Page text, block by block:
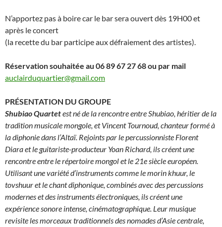
N’apportez pas à boire car le bar sera ouvert dès 19H00 et
après le concert
(la recette du bar participe aux défraiement des artistes).
Réservation souhaitée au 06 89 67 27 68 ou par mail
auclairduquartier@gmail.com
PRÉSENTATION DU GROUPE
Shubiao Quartetest né de la rencontre entre Shubiao, héritier de la
tradition musicale mongole, et Vincent Tournoud, chanteur formé à
la diphonie dans l’Altaï. Rejoints par le percussionniste Florent
Diara et le guitariste-producteur Yoan Richard, ils créent une
rencontre entre le répertoire mongol et le 21e siècle européen.
Utilisant une variété d’instruments comme le morin khuur, le
tovshuur et le chant diphonique, combinés avec des percussions
modernes et des instruments électroniques, ils créent une
expérience sonore intense, cinématographique. Leur musique
revisite les morceaux traditionnels des nomades d’Asie centrale,